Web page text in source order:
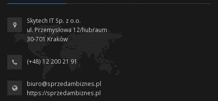
Skytech IT Sp. z o.o.
ul. Przemysłowa 12/hubraum
30-701 Kraków
(+48) 12 200 21 91
biuro@sprzedambiznes.pl
https://sprzedambiznes.pl